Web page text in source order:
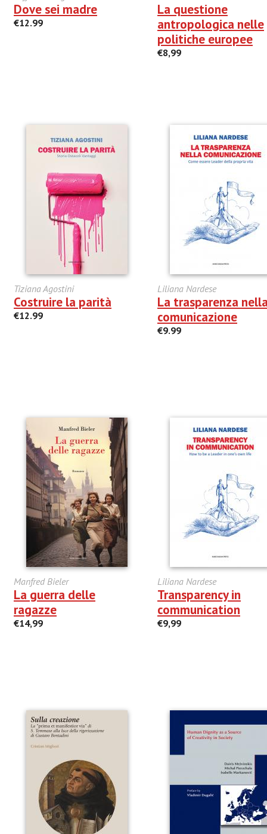
Dove sei madre
€12.99
La questione
antropologica nelle
politiche europee
€8,99
Tiziana Agostini
Costruire la parità
€12.99
Liliana Nardese
La trasparenza
comunicazione
€9.99
Manfred Bieler
La guerra delle
ragazze
€14,99
Liliana Nardese
Transparency in
communication
€9,99